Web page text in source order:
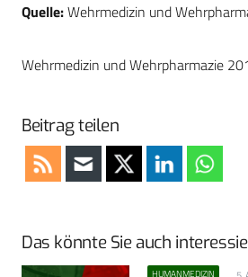
Quelle:Wehrmedizin und
Wehrmedizin und Wehrpharmazie
Beitrag teilen
Das könnte Sie auch
HUMANMEDIZIN